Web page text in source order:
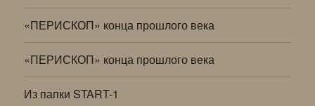
«ПЕРИСКОП» конца прошлого века
«ПЕРИСКОП» конца прошлого века
Из папки START-1